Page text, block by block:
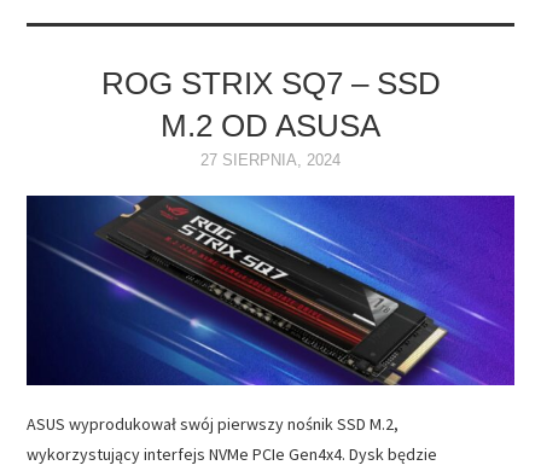
MONITORY
OPROGRAMOWANIE
INTERNET
ROG STRIX SQ7 – SSD
M.2 OD ASUSA
27 SIERPNIA, 2024
ASUS wyprodukował swój pierwszy nośnik SSD M.2,
wykorzystujący interfejs NVMe PCIe Gen4x4. Dysk będzie